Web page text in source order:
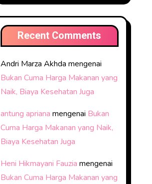
Recent Comments
Andri Marza Akhda mengenai
Bukan Cuma Harga Makanan yang
Naik, Biaya Kesehatan Juga
antung apriana mengenai Bukan
Cuma Harga Makanan yang Naik,
Biaya Kesehatan Juga
Heni Hikmayani Fauzia mengenai
Bukan Cuma Harga Makanan yang